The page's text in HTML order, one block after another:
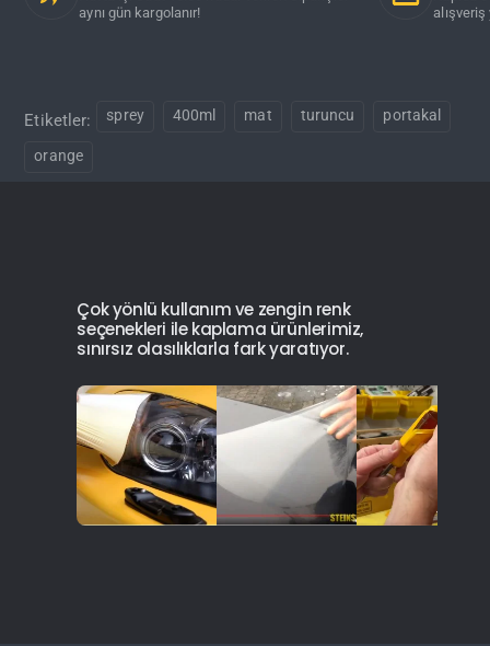
aynı gün kargolanır!
Etiketler: sprey 400ml mat turuncu portakal
orange
Çok yönlü kullanım ve zengin renk
seçenekleri ile kaplama ürünlerimiz,
sınırsız olasılıklarla fark yaratıyor.